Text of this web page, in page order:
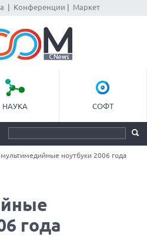
Конференции Маркет
НАУКА СОФТ
ноутбуки 2006 года
года